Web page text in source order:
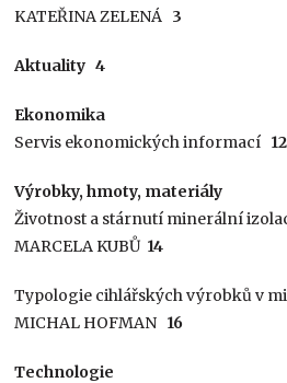
KATEŘINA ZELENÁ 3
Aktuality 4
Ekonomika
Servis ekonomických informací 12
Výrobky, hmoty, materiály
Životnost a stárnutí minerální
MARCELA KUBŮ 14
Typologie cihlářských výrobků v
MICHAL HOFMAN 16
Technologie